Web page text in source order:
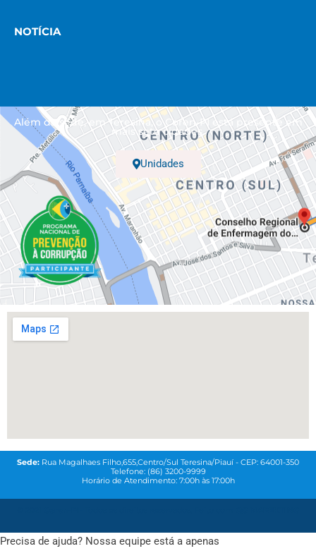
NOTÍCIA
Além da sede, em Teresina, o Coren-PI está presente em
mais sete cidades.
Unidades
Sede: Rua Magalhaes Filho,655,Centro/Sul Teresina/Piauí - CEP: 64001-350
Telefone: (86) 3200-9999
Horário de Atendimento: 7:00h às 17:00h
Precisa de ajuda? Nossa equipe está a apenas